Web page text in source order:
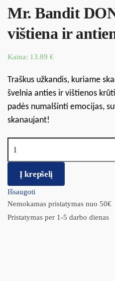
Mr. Bandit
vištiena ir
Kaina: 13.89 €
Traškus užkandis, kuriame
švelnia anties ir vištienos
padės numalšinti emocijas,
skanaujant!
Į krepšelį
Išsaugoti
Nemokamas pristatymas nuo 50€
Pristatymas per 1-5 darbo dienas